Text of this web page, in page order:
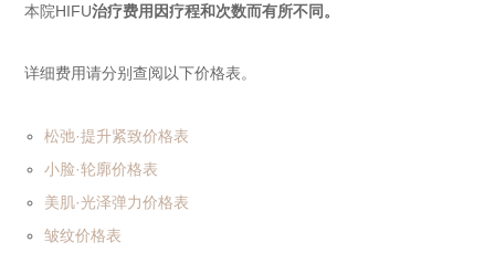
本院HIFU治疗费用因疗程和次数而有所不同。
详细费用请分别查阅以下价格表。
松弛·提升紧致价格表
小脸·轮廓价格表
美肌·光泽弹力价格表
皱纹价格表